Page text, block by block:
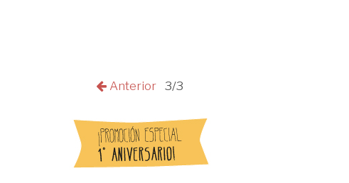
Anterior 3/3